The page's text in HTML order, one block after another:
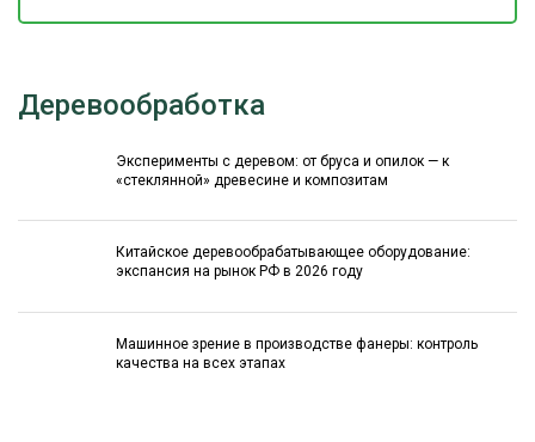
Деревообработка
Эксперименты с деревом: от бруса и опилок — к
«стеклянной» древесине и композитам
Китайское деревообрабатывающее оборудование:
экспансия на рынок РФ в 2026 году
Машинное зрение в производстве фанеры: контроль
качества на всех этапах